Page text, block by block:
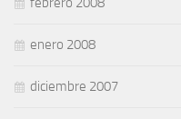
enero 2008
diciembre 2007